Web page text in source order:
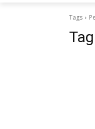
Tags